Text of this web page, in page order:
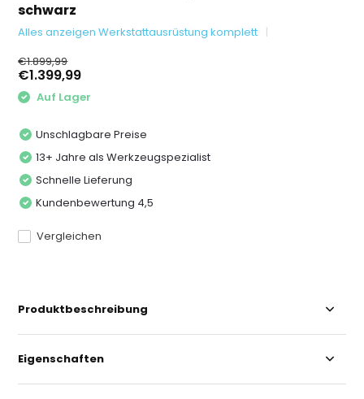
schwarz
Alles anzeigen Werkstattausrüstung komplett
€1.899,99
€1.399,99
Auf Lager
Unschlagbare Preise
13+ Jahre als Werkzeugspezialist
Schnelle Lieferung
Kundenbewertung 4,5
Vergleichen
Produktbeschreibung
Eigenschaften